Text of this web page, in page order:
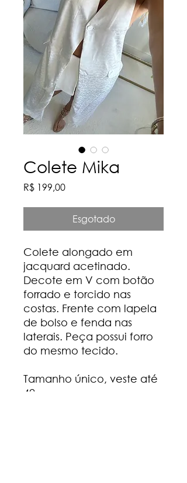
Colete Mika
R$ 199,00Preço
Esgotado
Colete alongado em
jacquard acetinado.
Decote em V com botão
forrado e torcido nas
costas. Frente com lapela
de bolso e fenda nas
laterais. Peça possui forro
do mesmo tecido.
Tamanho único, veste até
42.